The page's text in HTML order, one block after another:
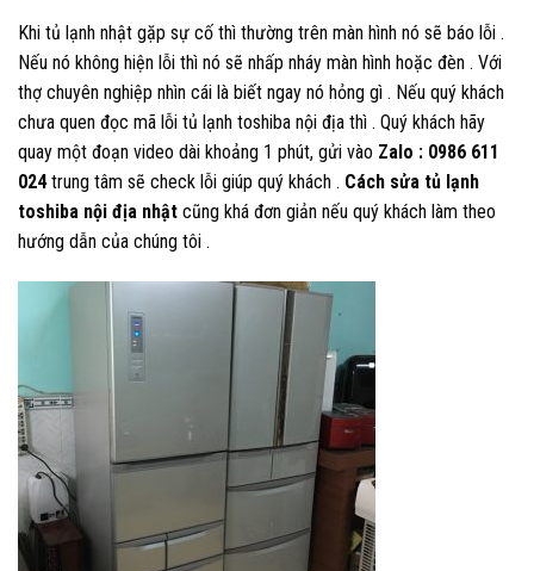
Khi tủ lạnh nhật gặp sự cố thì thường trên màn hình nó sẽ báo lỗi .
Nếu nó không hiện lỗi thì nó sẽ nhấp nháy màn hình hoặc đèn . Với
thợ chuyên nghiệp nhìn cái là biết ngay nó hỏng gì . Nếu quý khách
chưa quen đọc mã lỗi tủ lạnh toshiba nội địa thì . Quý khách hãy
quay một đoạn video dài khoảng 1 phút, gửi vào Zalo : 0986 611
024trung tâm sẽ check lỗi giúp quý khách . Cách sửa tủ lạnh
toshiba nội địa nhật cũng khá đơn giản nếu quý khách làm theo
hướng dẫn của chúng tôi .